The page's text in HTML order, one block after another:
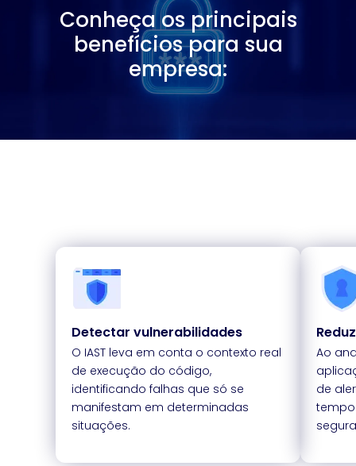
Conheça os principais
benefícios para sua
empresa:
Detectar vulnerabilidades
O IAST leva em conta o contexto real
de execução do código,
identificando falhas que só se
manifestam em determinadas
situações.
Ao
de